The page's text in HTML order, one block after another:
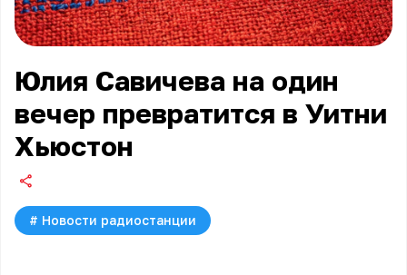
Юлия Савичева на один
вечер превратится в Уитни
Хьюстон
# Новости радиостанции